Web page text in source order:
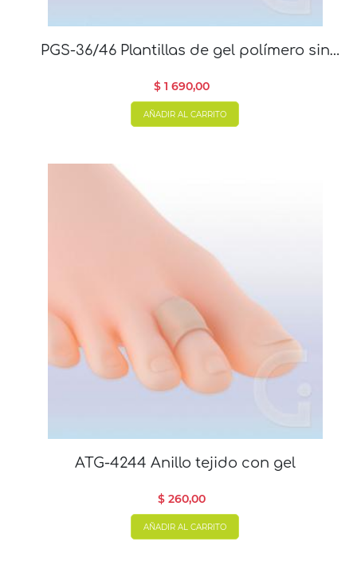
PGS-36/46 Plantillas de gel polímero sin
$ 1 690,00
AÑADIR AL CARRITO
ATG-4244 Anillo tejido con gel
$ 260,00
AÑADIR AL CARRITO